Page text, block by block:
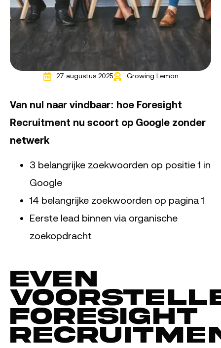
27 augustus 2025 Growing Lemon
Van nul naar vindbaar: hoe Foresight
Recruitment nu scoort op Google zonder
netwerk
3 belangrijke zoekwoorden op positie 1 in
Google
14 belangrijke zoekwoorden op pagina 1
Eerste lead binnen via organische
zoekopdracht
Even
Foresight